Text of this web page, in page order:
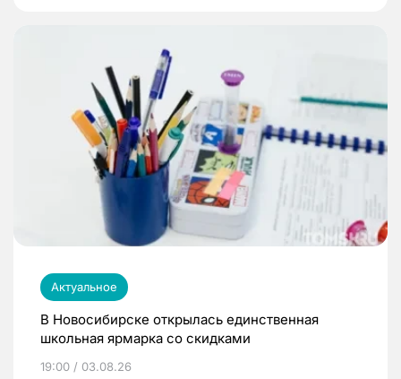
Актуальное
В Новосибирске открылась единственная
школьная ярмарка со скидками
19:00 / 03.08.26